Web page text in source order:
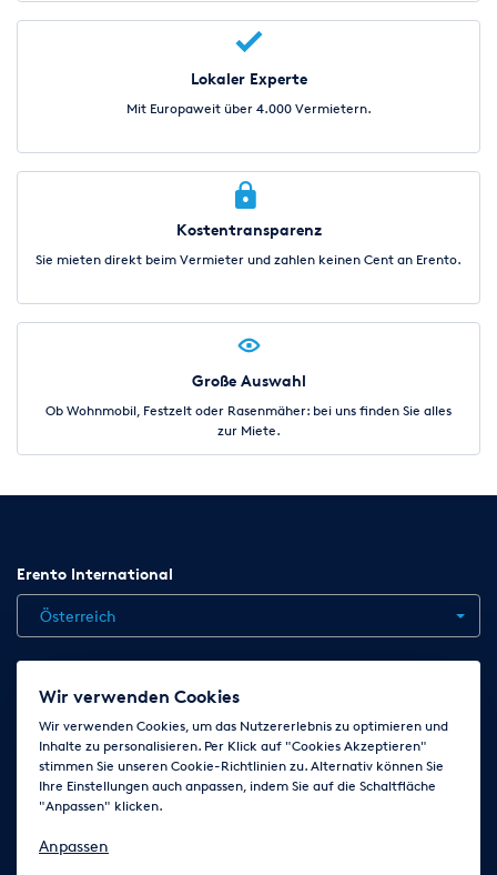
Lokaler Experte
Mit Europaweit über 4.000 Vermietern.
Kostentransparenz
Sie mieten direkt beim Vermieter und zahlen keinen Cent an Erento.
Große Auswahl
Ob Wohnmobil, Festzelt oder Rasenmäher: bei uns finden Sie alles
zur Miete.
Erento International
Österreich
Jobs Kontakt News
AGB
Impressum Cookie-Einstellungen ändern
Folge uns auf
Wir verwenden Cookies
Wir verwenden Cookies, um das Nutzererlebnis zu optimieren und
Inhalte zu personalisieren. Per Klick auf "Cookies Akzeptieren"
stimmen Sie unseren Cookie-Richtlinien zu. Alternativ können Sie
Ihre Einstellungen auch anpassen, indem Sie auf die Schaltfläche
"Anpassen" klicken.
Anpassen